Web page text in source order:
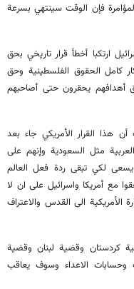
فإن الوقت سينتهي بسرعة
ارتكبا أخطأ قرار تاريخي بحق
كامل الحقوق الفلسطينية وحق
أهدافهم يحقرون حتى أصاحبهم
هذا القرار الأمريكي جاء بعد
مثل السعودية وإنهم على
يسعى لكي تبقى ردة فعل العالم
مع أمريكا واسرائيل على ان لا
الأمريكية الى القدس والاعتراف
کردستان وقضیة لبنان وقضیة
وحسابات الاعداء وسوف یعاقب